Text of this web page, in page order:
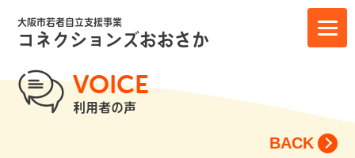
大阪市若者自立支援事業
コネクションズおおさか
VOICE
利用者の声
BACK